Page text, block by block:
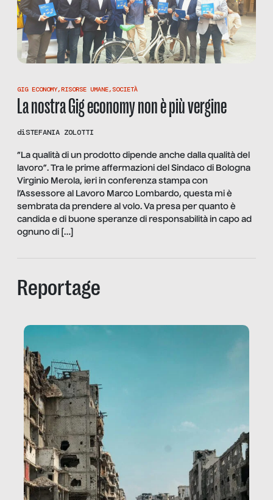
GIG ECONOMY,RISORSE UMANE, SOCIETÀ
La nostra Gig economy non è più vergine
diSTEFANIA ZOLOTTI
“La qualità di un prodotto dipende anche dalla qualità del
lavoro”. Tra le prime affermazioni del Sindaco di Bologna
Virginio Merola, ieri in conferenza stampa con
l’Assessore al Lavoro Marco Lombardo, questa mi è
sembrata da prendere al volo. Va presa per quanto è
candida e di buone speranze di responsabilità in capo ad
ognuno di […]
Reportage